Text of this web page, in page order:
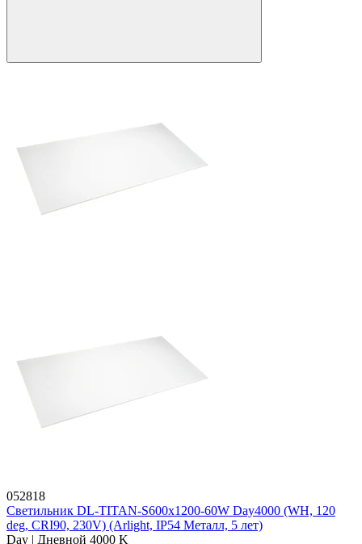
052818
Светильник DL-TITAN-S600x1200-60W Day4000 (WH, 120
deg, CRI90, 230V) (Arlight, IP54 Металл, 5 лет)
Day | Дневной 4000 K